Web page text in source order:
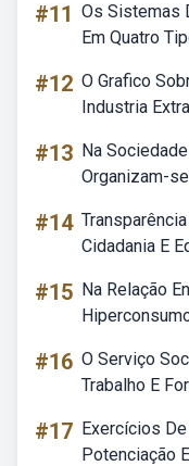
#11 Os Sistemas
Em Quatro
#12 O Grafico
Industria
#13 Na
Organizam-
#14
Cidadania E
#15 Na Relação
#16 O Serviço
Trabalho E
#17 Exercícios
Potenciação